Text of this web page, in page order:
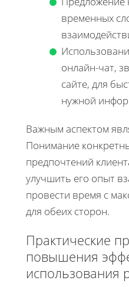
временных
онлайн-чат,
сайте, для
нужной
Важным аспектом
Понимание
предпочтений
улучшить его опыт
провести время с
для обеих сторон.
Практические
повышения
использования